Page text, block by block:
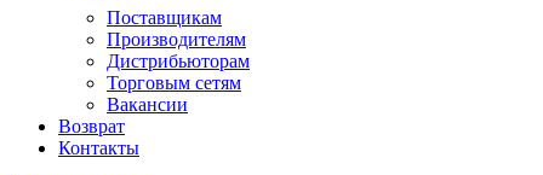
Поставщикам
Производителям
Дистрибьюторам
Торговым сетям
Вакансии
Возврат
Контакты